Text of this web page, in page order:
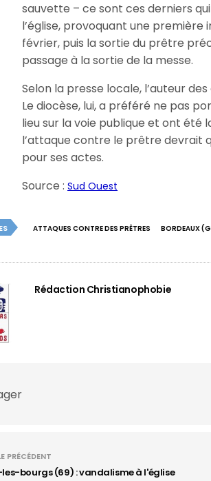
sauvette – ce sont ces derniers
l’église, provoquant une
février, puis la sortie du prêtre
passage à la sortie de la messe.
Selon la presse locale, l’auteur
Le diocèse, lui, a préféré ne pas
lieu sur la voie publique et ont été
l’attaque contre le prêtre devrait
pour ses actes.
Source :Sud Ouest
ATTAQUES CONTRE DES PRÊTRES BORDEAUX
Rédaction Christianophobie
PRÉCÉDENT
bourgs (69) : vandalisme à l'église